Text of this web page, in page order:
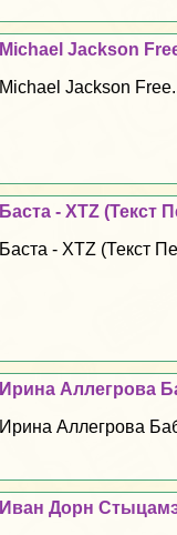
Michael Jackson
Michael Jackson
Баста - XTZ (Текст
Баста - XTZ (Текст
Ирина Аллегрова
Ирина Аллегрова
Иван Дорн